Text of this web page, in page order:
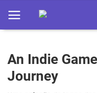
Home
Apps
An Indie
Journey